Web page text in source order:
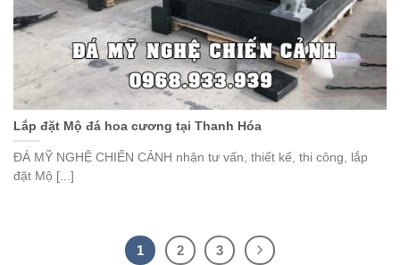
Lắp đặt Mộ đá hoa cương tại Thanh Hóa
ĐÁ MỸ NGHỆ CHIẾN CẢNH nhận tư vấn, thiết kế, thi công, lắp
đặt Mộ [...]
1 2 3